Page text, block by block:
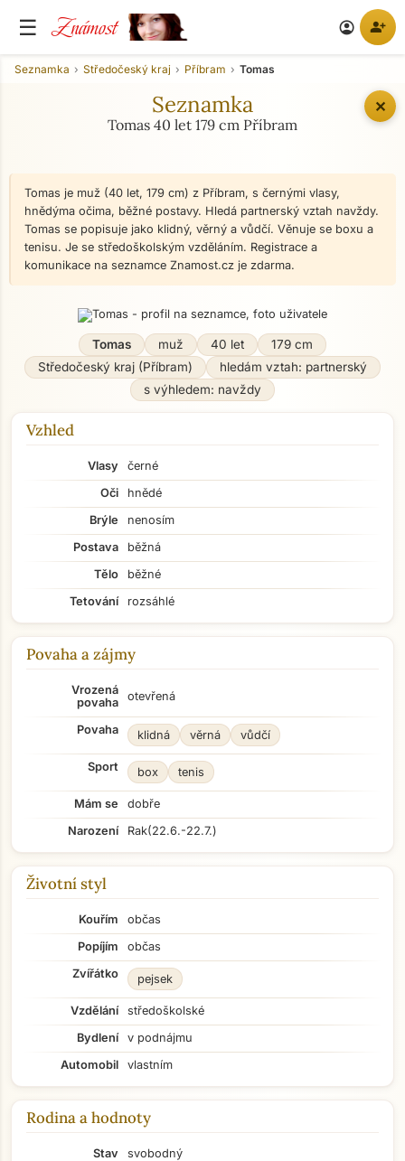
☰ Známost account_circle person_add
✕
Seznamka Středočeský kraj Příbram Tomas
Seznamka
Tomas 40 let 179 cm Příbram
Tomas je muž (40 let, 179 cm) z Příbram, s černými vlasy,
hnědýma očima, běžné postavy. Hledá partnerský vztah navždy.
Tomas se popisuje jako klidný, věrný a vůdčí. Věnuje se boxu a
tenisu. Je se středoškolským vzděláním. Registrace a
komunikace na seznamce Znamost.cz je zdarma.
Tomas muž 40 let
179 cm
Středočeský kraj (Příbram)
hledám vztah: partnerský
s výhledem: navždy
Vzhled
Vlasy
černé
Oči
hnědé
Brýle
nenosím
Postava
běžná
Tělo
běžné
Tetování
rozsáhlé
Povaha a zájmy
Vrozená
povaha
otevřená
Povaha klidná věrná vůdčí
Sport box tenis
Mám se
dobře
Narození
Rak(22.6.-22.7.)
Životní styl
Kouřím
občas
Popíjím
občas
Zvířátko
pejsek
Vzdělání
středoškolské
Bydlení
v podnájmu
Automobil
vlastním
Rodina a hodnoty
Stav
svobodný